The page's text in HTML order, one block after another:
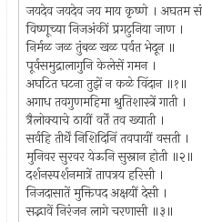
जयदेव जयदेव जय माय कृष्णे । अघतम
विष्णूच्या निजअंकीं प्रगटुनिया जाण ।
निर्मळ जळ तुंबळ खळ पर्वत भेदून ॥
पूर्वसमुद्रालागुनि केलेसें गमन ।
अघटित घटना तुझें न कळे विंदान ॥१॥
अगाध तवगुणमहिमा श्रुतिशास्त्रें गाती ।
त्रैलोक्याचे ठायीं वर्तें तव ख्याती ।
सर्वहि तीर्थें निशिदिनिं तवपायीं वसती ।
मुनिवर सुरवर येऊनि सुस्नान होती ॥२॥
दर्शनस्पर्शनमात्रें तापत्रय हरिसी ।
निजदासातें मुक्तिपद अक्षयीं देसी ।
सद्भावें निरंजन लागे चरणासी ॥३॥